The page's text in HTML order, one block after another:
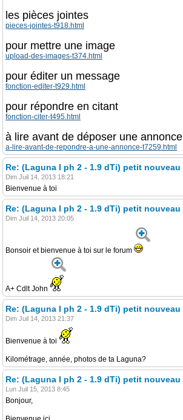
les pièces jointes
pieces-jointes-t918.html
pour mettre une image
upload-des-images-t374.html
pour éditer un message
fonction-editer-t929.html
pour répondre en citant
fonction-citer-t495.html
à lire avant de déposer une annonce
a-lire-avant-de-repondre-a-une-annonce-t7259.html
Re: (Laguna I ph 2 - 1.9 dTi) petit nouveau
Dim Juil 14, 2013 18:21
Bienvenue à toi
Re: (Laguna I ph 2 - 1.9 dTi) petit nouveau
Dim Juil 14, 2013 20:05
Bonsoir et bienvenue à toi sur le forum
A+ Cdlt John
Re: (Laguna I ph 2 - 1.9 dTi) petit nouveau
Dim Juil 14, 2013 21:37
Bienvenue à toi
Kilométrage, année, photos de ta Laguna?
Re: (Laguna I ph 2 - 1.9 dTi) petit nouveau
Lun Juil 15, 2013 8:45
Bonjour,